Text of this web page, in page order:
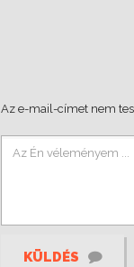
Az e-mail-címet nem
KÜLDÉS